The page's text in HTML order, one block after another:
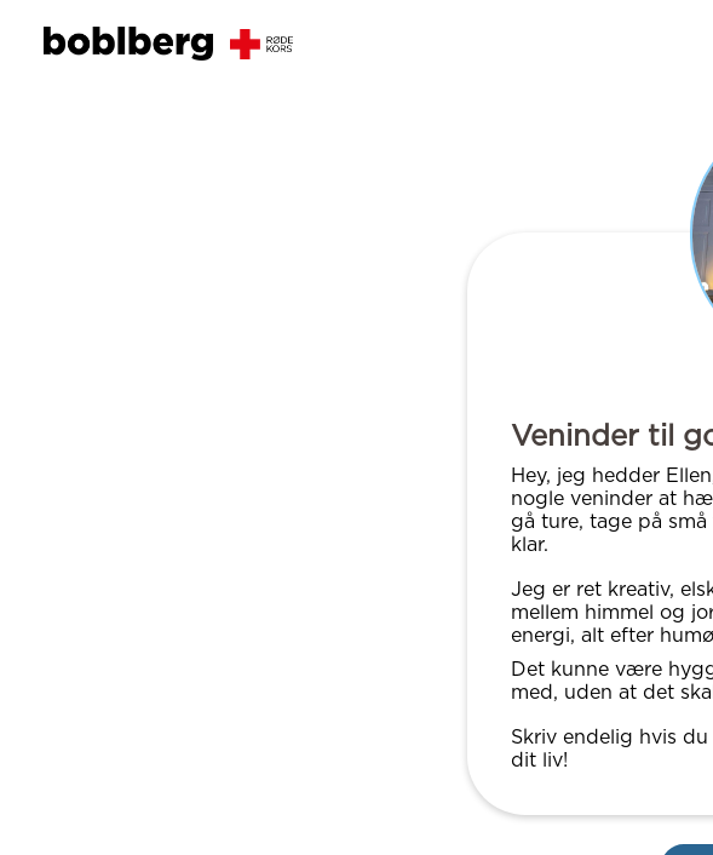
Veninder til
Hey, jeg hedder
nogle veninder at
gå ture, tage på
klar.
Jeg er ret kreativ,
mellem himmel og
energi, alt efter
Det kunne være
med, uden at det
Skriv endelig hvis
dit liv!